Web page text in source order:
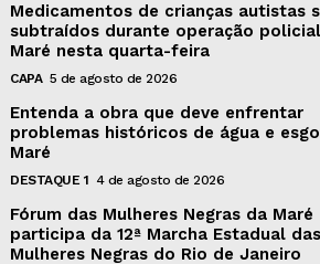
Medicamentos de crianças autistas
subtraídos durante operação
Maré nesta quarta-feira
CAPA 5 de agosto de 2026
Entenda a obra que deve enfrentar
problemas históricos de água e
Maré
DESTAQUE 1 4 de agosto de 2026
Fórum das Mulheres Negras da Maré
participa da 12ª Marcha Estadual das
Mulheres Negras do Rio de Janeiro